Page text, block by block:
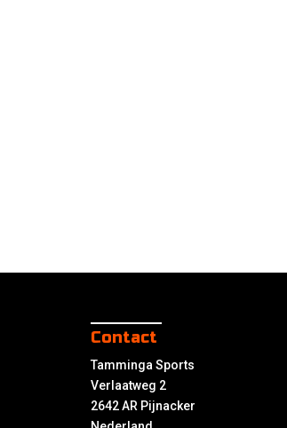
Contact
Tamminga Sports
Verlaatweg 2
2642 AR Pijnacker